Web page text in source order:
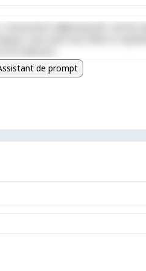
adipiscing elit, sed do
de prompt